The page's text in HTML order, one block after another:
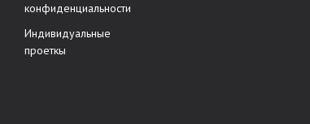
конфиденциальности
Индивидуальные
проеткы